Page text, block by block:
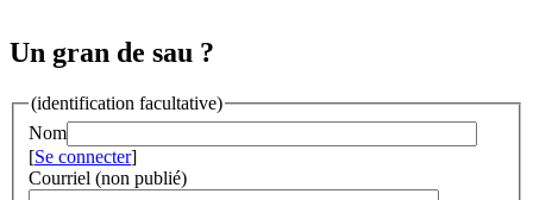
Un gran de sau ?
(identification facultative)
Nom
[Se connecter]
Courriel (non publié)